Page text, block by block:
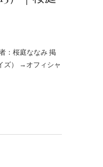
：桜庭ななみ 掲
ズ） →オフィシャ